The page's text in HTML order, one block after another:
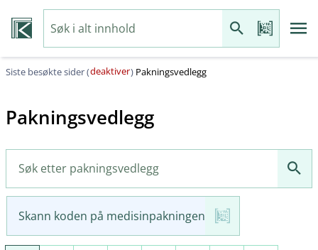
Siste besøkte sider (deaktiver) Pakningsvedlegg
Pakningsvedlegg
Skann koden på medisinpakningen